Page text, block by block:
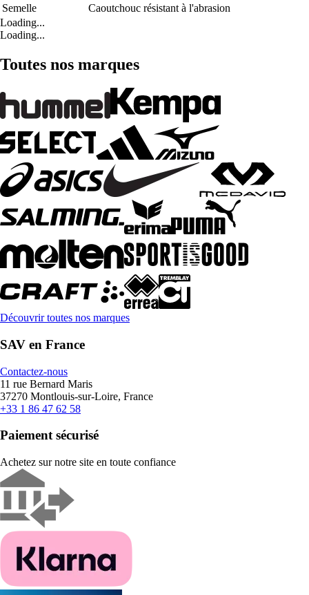
Semelle
Caoutchouc résistant à l'abrasion
Loading...
Loading...
Toutes nos marques
Découvrir toutes nos marques
SAV en France
Contactez-nous
11 rue Bernard Maris
37270 Montlouis-sur-Loire, France
+33 1 86 47 62 58
Paiement sécurisé
Achetez sur notre site en toute confiance